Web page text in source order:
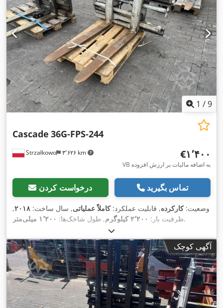
1 /9
Strzałkowo ۳٬۶۲۶ km
Cascade 36G-FPS-244
‎€۱٬۴۰۰
VB به اضافه مالیات بر ارزش افزوده
درخواست کردن تماس بگیرید
وضعیت:کارکرده, قابلیت عملکرد:کاملاً عملیاتی, سال ساخت: ۲۰۱۸,
ظرفیت بار: ۲٬۲۰۰ کیلوگرم , طول شاخک‌ها: ۱٬۲۰۰ میلی‌متر ,
آگهی کوچک